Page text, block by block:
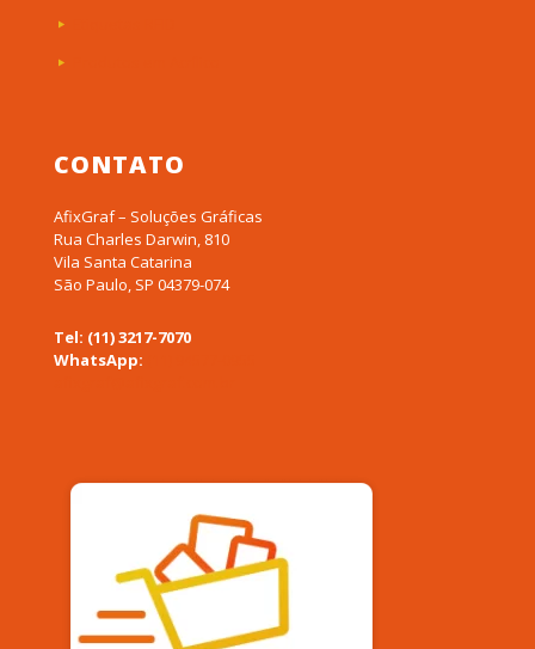
CONTATO
AfixGraf – Soluções Gráficas
Rua Charles Darwin, 810
Vila Santa Catarina
São Paulo, SP 04379-074
Tel: (11) 3217-7070
WhatsApp: